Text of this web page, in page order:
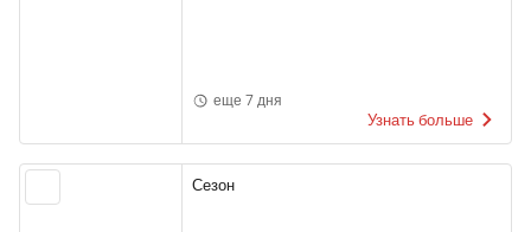
еще 7 дня
Узнать больше
Сезон